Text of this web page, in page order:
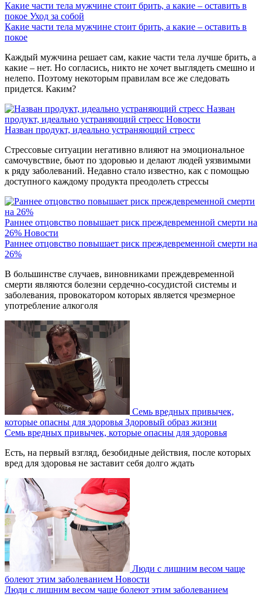
Какие части тела мужчине стоит брить, а какие – оставить в
покое Уход за собой
Какие части тела мужчине стоит брить, а какие – оставить в
покое
Каждый мужчина решает сам, какие части тела лучше брить, а
какие – нет. Но согласись, никто не хочет выглядеть смешно и
нелепо. Поэтому некоторым правилам все же следовать
придется. Каким?
Назван
продукт, идеально устраняющий стресс Новости
Назван продукт, идеально устраняющий стресс
Стрессовые ситуации негативно влияют на эмоциональное
самочувствие, бьют по здоровью и делают людей уязвимыми
к ряду заболеваний. Недавно стало известно, как с помощью
доступного каждому продукта преодолеть стрессы
Раннее отцовство повышает риск преждевременной смерти на
26% Новости
Раннее отцовство повышает риск преждевременной смерти на
26%
В большинстве случаев, виновниками преждевременной
смерти являются болезни сердечно-сосудистой системы и
заболевания, провокатором которых является чрезмерное
употребление алкоголя
Семь вредных привычек,
которые опасны для здоровья Здоровый образ жизни
Семь вредных привычек, которые опасны для здоровья
Есть, на первый взгляд, безобидные действия, после которых
вред для здоровья не заставит себя долго ждать
Люди с лишним весом чаще
болеют этим заболеванием Новости
Люди с лишним весом чаще болеют этим заболеванием